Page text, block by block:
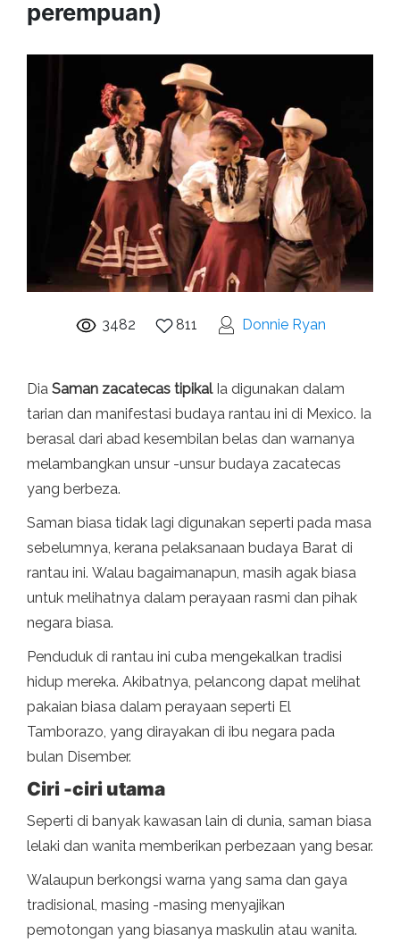
perempuan)
3482 811 Donnie Ryan
Dia Saman zacatecas tipikalIa digunakan dalam
tarian dan manifestasi budaya rantau ini di Mexico. Ia
berasal dari abad kesembilan belas dan warnanya
melambangkan unsur -unsur budaya zacatecas
yang berbeza.
Saman biasa tidak lagi digunakan seperti pada masa
sebelumnya, kerana pelaksanaan budaya Barat di
rantau ini. Walau bagaimanapun, masih agak biasa
untuk melihatnya dalam perayaan rasmi dan pihak
negara biasa.
Penduduk di rantau ini cuba mengekalkan tradisi
hidup mereka. Akibatnya, pelancong dapat melihat
pakaian biasa dalam perayaan seperti El
Tamborazo, yang dirayakan di ibu negara pada
bulan Disember.
Ciri -ciri utama
Seperti di banyak kawasan lain di dunia, saman biasa
lelaki dan wanita memberikan perbezaan yang besar.
Walaupun berkongsi warna yang sama dan gaya
tradisional, masing -masing menyajikan
pemotongan yang biasanya maskulin atau wanita.